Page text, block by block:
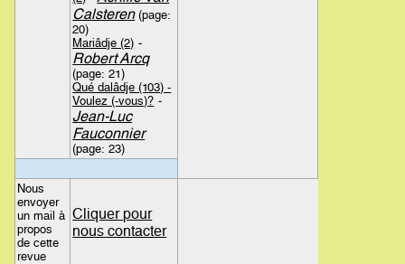
Calsteren(page:
20)
Mariâdje (2) -
Robert Arcq
(page: 21)
Qué dalâdje (103) -
Voulez (-vous)? -
Jean-Luc
Fauconnier
(page: 23)
Nous
envoyer
un mail à
propos
de cette
revue
Cliquer pour
nous contacter